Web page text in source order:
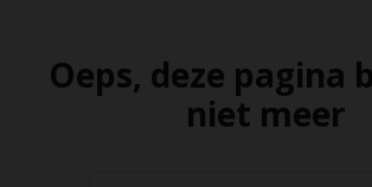
Oeps, deze pagina
niet meer